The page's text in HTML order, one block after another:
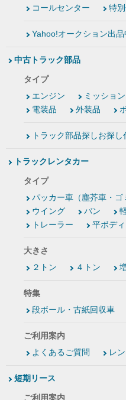
コールセンター
特
Yahoo!オークション出品
中古トラック部品
タイプ
エンジン
ミッション
電装品
外装品
トラック部品探しお探し
トラックレンタカー
タイプ
パッカー車（塵芥車・ゴ
ウイング
バン
トレーラー
平ボデ
大きさ
２トン
４トン
特集
段ボール・古紙回収車
ご利用案内
よくあるご質問
レ
短期リース
ご利用案内